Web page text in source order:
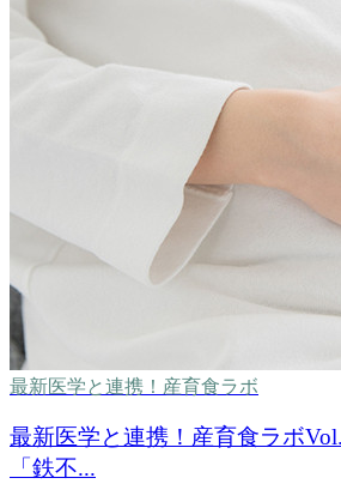
最新医学と連携！産育食ラボ
最新医学と連携！産育食ラボ
「鉄不...